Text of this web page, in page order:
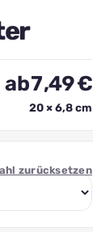
ab7,49€
20 × 6,8 cm
zurücksetzen